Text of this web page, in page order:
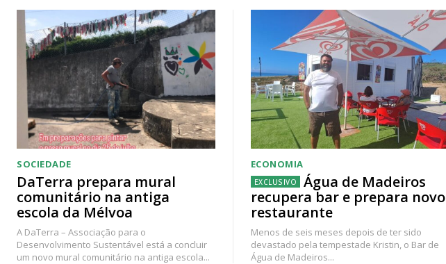
SOCIEDADE
DaTerra prepara mural
comunitário na antiga
escola da Mélvoa
A DaTerra – Associação para o
Desenvolvimento Sustentável está a concluir
um novo mural comunitário na antiga escola...
ECONOMIA
Água de Madeiros
recupera bar e prepara novo
restaurante
Menos de seis meses depois de ter sido
devastado pela tempestade Kristin, o Bar de
Água de Madeiros...